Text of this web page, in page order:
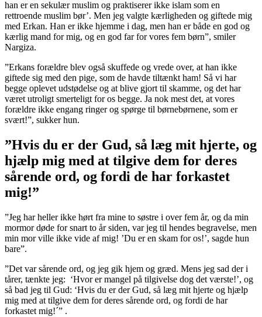
han er en sekulær muslim og praktiserer ikke islam som en
rettroende muslim bør’. Men jeg valgte kærligheden og giftede mig
med Erkan. Han er ikke hjemme i dag, men han er både en god og
kærlig mand for mig, og en god far for vores fem børn”, smiler
Nargiza.
”Erkans forældre blev også skuffede og vrede over, at han ikke
giftede sig med den pige, som de havde tiltænkt ham! Så vi har
begge oplevet udstødelse og at blive gjort til skamme, og det har
været utroligt smerteligt for os begge. Ja nok mest det, at vores
forældre ikke engang ringer og spørge til børnebørnene, som er
svært!”, sukker hun.
”Hvis du er der Gud, så læg mit hjerte, og
hjælp mig med at tilgive dem for deres
sårende ord, og fordi de har forkastet
mig!”
”Jeg har heller ikke hørt fra mine to søstre i over fem år, og da min
mormor døde for snart to år siden, var jeg til hendes begravelse, men
min mor ville ikke vide af mig! ’Du er en skam for os!’, sagde hun
bare”.
”Det var sårende ord, og jeg gik hjem og græd. Mens jeg sad der i
tårer, tænkte jeg: ‘Hvor er mangel på tilgivelse dog det værste!’, og
så bad jeg til Gud: ‘Hvis du er der Gud, så læg mit hjerte og hjælp
mig med at tilgive dem for deres sårende ord, og fordi de har
forkastet mig!´” .